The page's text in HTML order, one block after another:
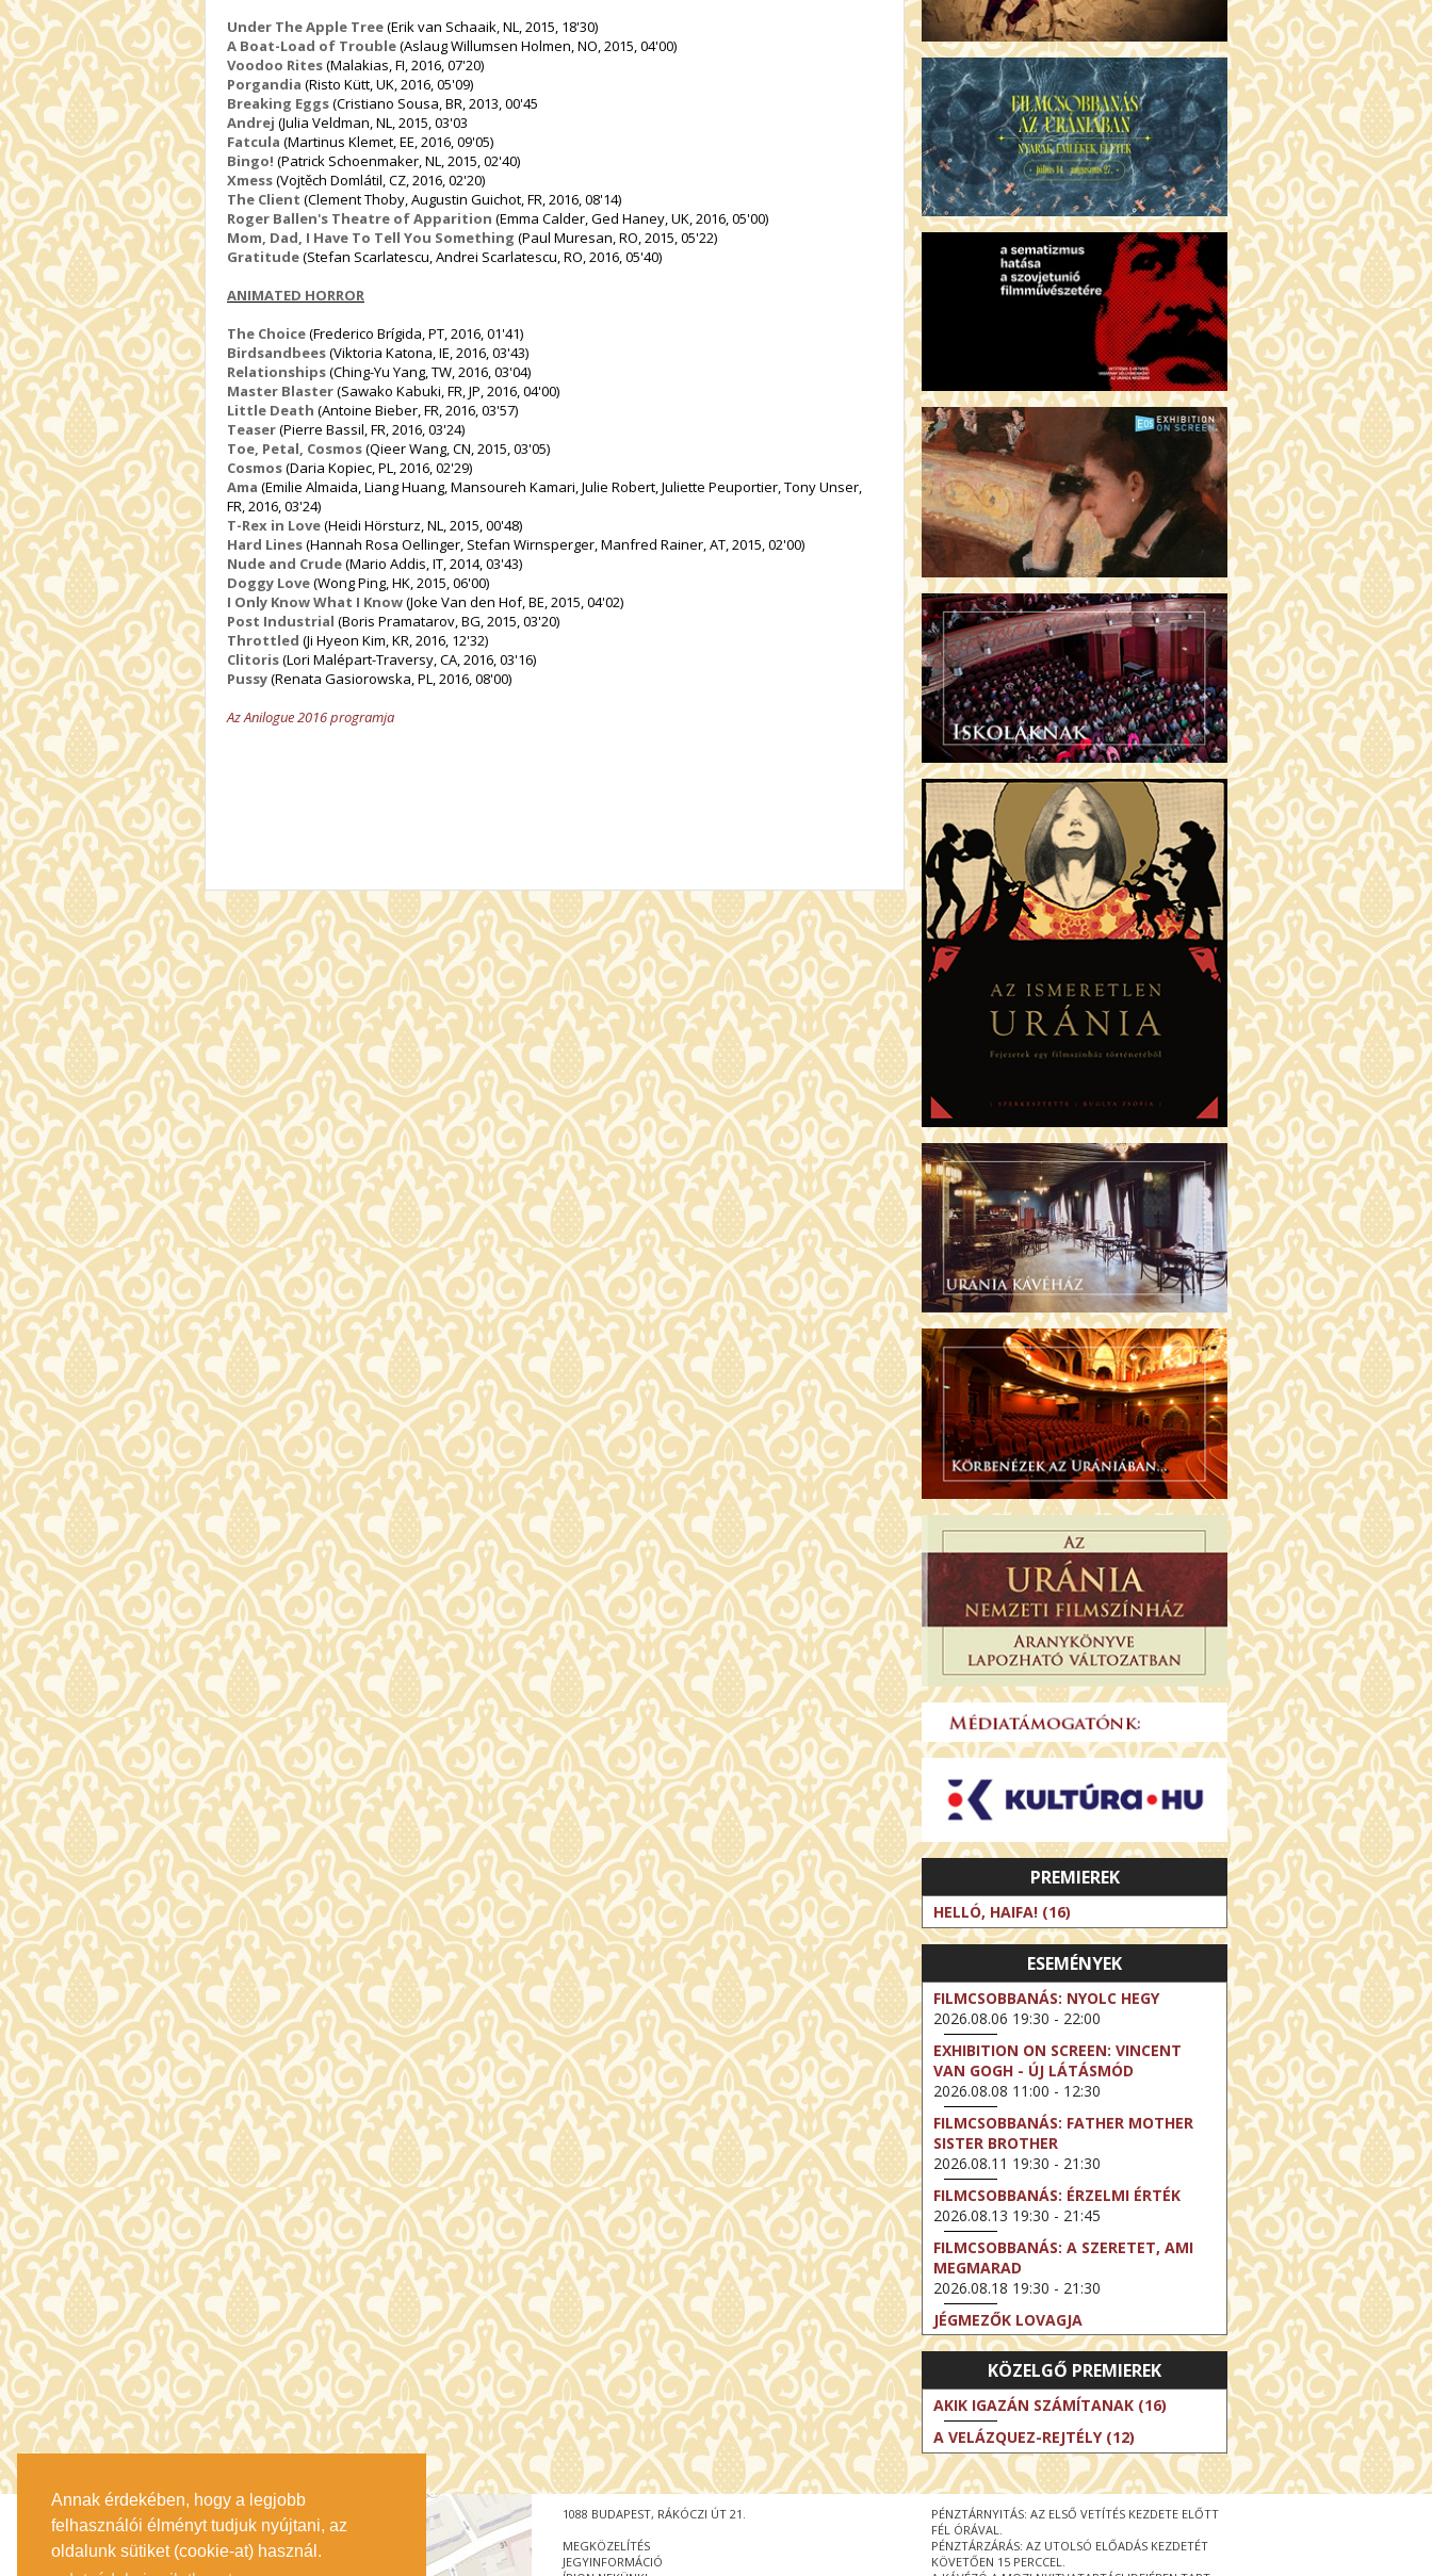
Annak érdekében, hogy a legjobb
felhasználói élményt tudjuk nyújtani, az
oldalunk sütiket (cookie-at) használ.
Under The Apple Tree(Erik van Schaaik, NL, 2015, 18'30)
A Boat-Load of Trouble(Aslaug Willumsen Holmen, NO, 2015, 04'00)
Voodoo Rites(Malakias, FI, 2016, 07'20)
Porgandia (Risto Kütt, UK, 2016, 05'09)
Breaking Eggs(Cristiano Sousa, BR, 2013, 00'45
Andrej (Julia Veldman, NL, 2015, 03'03
Fatcula (Martinus Klemet, EE, 2016, 09'05)
Bingo! (Patrick Schoenmaker, NL, 2015, 02'40)
Xmess(Vojtěch Domlátil, CZ, 2016, 02'20)
The Client (Clement Thoby, Augustin Guichot, FR, 2016, 08'14)
Roger Ballen's Theatre of Apparition (Emma Calder, Ged Haney, UK, 2016, 05'00)
Mom, Dad, I Have To Tell You Something (Paul Muresan, RO, 2015, 05'22)
Gratitude(Stefan Scarlatescu, Andrei Scarlatescu, RO, 2016, 05'40)
ANIMATED HORROR
The Choice(Frederico Brígida, PT, 2016, 01'41)
Birdsandbees(Viktoria Katona, IE, 2016, 03'43)
Relationships(Ching-Yu Yang, TW, 2016, 03'04)
Master Blaster(Sawako Kabuki, FR, JP, 2016, 04'00)
Little Death (Antoine Bieber, FR, 2016, 03'57)
Teaser(Pierre Bassil, FR, 2016, 03'24)
Toe, Petal, Cosmos(Qieer Wang, CN, 2015, 03'05)
Cosmos(Daria Kopiec, PL, 2016, 02'29)
Ama (Emilie Almaida, Liang Huang, Mansoureh Kamari, Julie Robert, Juliette Peuportier, Tony Unser,
FR, 2016, 03'24)
T-Rex in Love(Heidi Hörsturz, NL, 2015, 00'48)
Hard Lines(Hannah Rosa Oellinger, Stefan Wirnsperger, Manfred Rainer, AT, 2015, 02'00)
Nude and Crude(Mario Addis, IT, 2014, 03'43)
Doggy Love(Wong Ping, HK, 2015, 06'00)
I Only Know What I Know(Joke Van den Hof, BE, 2015, 04'02)
Post Industrial (Boris Pramatarov, BG, 2015, 03'20)
Throttled (Ji Hyeon Kim, KR, 2016, 12'32)
Clitoris(Lori Malépart-Traversy, CA, 2016, 03'16)
Pussy(Renata Gasiorowska, PL, 2016, 08'00)
Az Anilogue 2016 programja
PREMIEREK
HELLÓ, HAIFA! (16)
ESEMÉNYEK
FILMCSOBBANÁS: NYOLC HEGY
2026.08.06 19:30 - 22:00
EXHIBITION ON SCREEN: VINCENT
VAN GOGH - ÚJ LÁTÁSMÓD
2026.08.08 11:00 - 12:30
FILMCSOBBANÁS: FATHER MOTHER
SISTER BROTHER
2026.08.11 19:30 - 21:30
FILMCSOBBANÁS: ÉRZELMI ÉRTÉK
2026.08.13 19:30 - 21:45
FILMCSOBBANÁS: A SZERETET, AMI
MEGMARAD
2026.08.18 19:30 - 21:30
JÉGMEZŐK LOVAGJA
2026.08.23 16:00 - 18:30
FILMCSOBBANÁS: TÖKÉLETES NAPOK
2026.08.25 19:30 - 21:45
FILMCSOBBANÁS: IFJÚSÁG
2026.08.27 19:30 - 21:30
EXHIBITION ON SCREEN: VINCENT
VAN GOGH - ÚJ LÁTÁSMÓD
2026.08.30 11:00 - 12:30
NT LIVE / DAVID IRELAND: THE FIFTH
STEP
KÖZELGŐ PREMIEREK
AKIK IGAZÁN SZÁMÍTANAK (16)
A VELÁZQUEZ-REJTÉLY (12)
PÉNZTÁRNYITÁS: AZ ELSŐ VETÍTÉS KEZDETE ELŐTT
FÉL ÓRÁVAL.
PÉNZTÁRZÁRÁS: AZ UTOLSÓ ELŐADÁS KEZDETÉT
KÖVETŐEN 15 PERCCEL.
1088 BUDAPEST, RÁKÓCZI ÚT 21.
MEGKÖZELÍTÉS
JEGYINFORMÁCIÓ